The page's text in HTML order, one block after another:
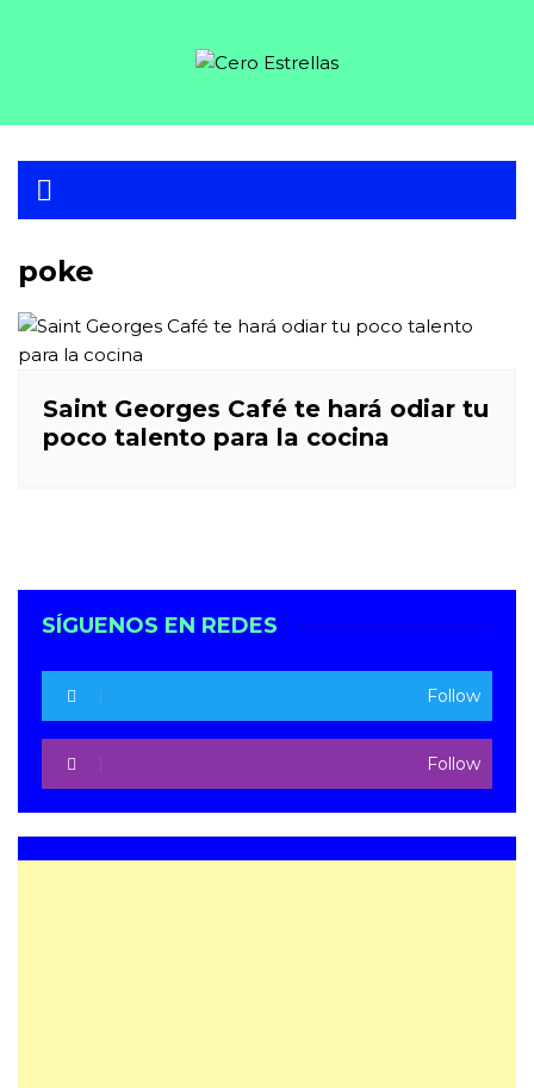
poke
Saint Georges Café te hará odiar tu
poco talento para la cocina
SÍGUENOS EN REDES
Follow
Follow